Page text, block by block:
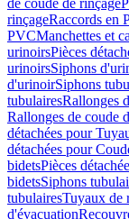
de coude de rinçage
rinçageRaccords en
PVCManchettes et
urinoirsPièces
urinoirsSiphons
d'urinoirSiphons
tubulairesRallonges
Rallonges de coude
détachées pour
détachées pour
bidetsPièces
bidetsSiphons
tubulairesTuyaux de
d'évacuation